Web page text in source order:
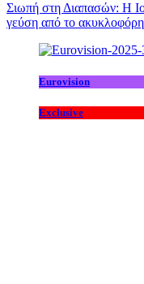
Σιωπή στη Διαπασών: Η
γεύση από το
Eurovision
Exclusive